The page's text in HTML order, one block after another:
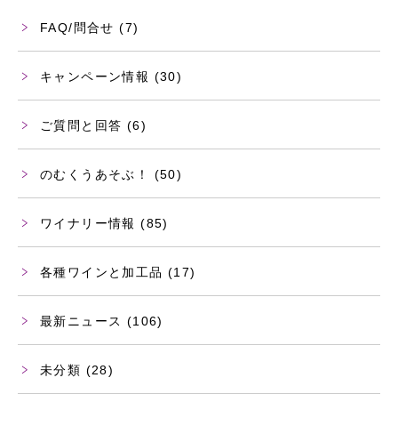
FAQ/問合せ (7)
キャンペーン情報 (30)
ご質問と回答 (6)
のむくうあそぶ！ (50)
ワイナリー情報 (85)
各種ワインと加工品 (17)
最新ニュース (106)
未分類 (28)